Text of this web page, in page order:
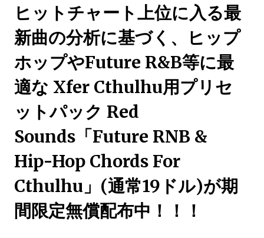
ヒットチャート上位に入る最
新曲の分析に基づく、ヒップ
ホップやFuture R&B等に最
適な Xfer Cthulhu用プリセ
ットパック Red
Sounds「Future RNB &
Hip-Hop Chords For
Cthulhu」(通常19ドル)が期
間限定無償配布中！！！